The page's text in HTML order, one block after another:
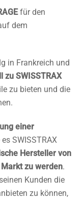
für den
dem
in Frankreich und
zu SWISSTRAX
zu bieten und die
einer
es SWISSTRAX
Hersteller von
zu werden.
Kunden die
zu können,